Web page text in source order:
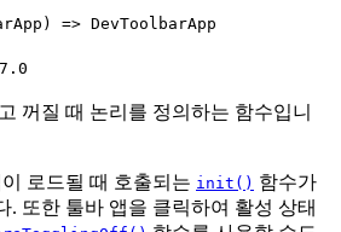
=> DevToolbarApp
꺼질 때 논리를 정의하는 함수입니
로드될 때 호출되는 init() 함수가
. 또한 툴바 앱을 클릭하여 활성 상태